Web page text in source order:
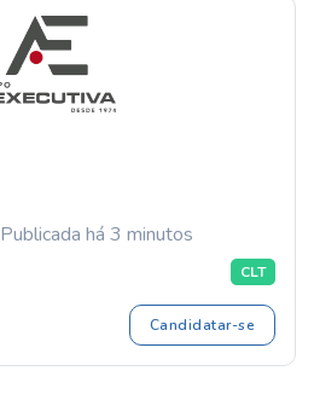
Publicada há 3 minutos
CLT
Candidatar-se